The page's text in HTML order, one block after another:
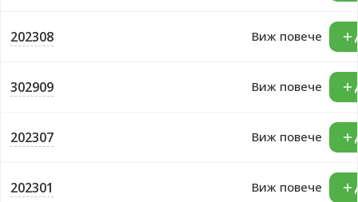
202308 Виж повече
302909 Виж повече
202307 Виж повече
202301 Виж повече